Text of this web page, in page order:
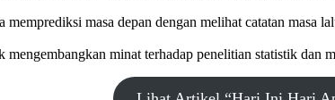
masa depan dengan melihat catatan masa
minat terhadap penelitian statistik dan